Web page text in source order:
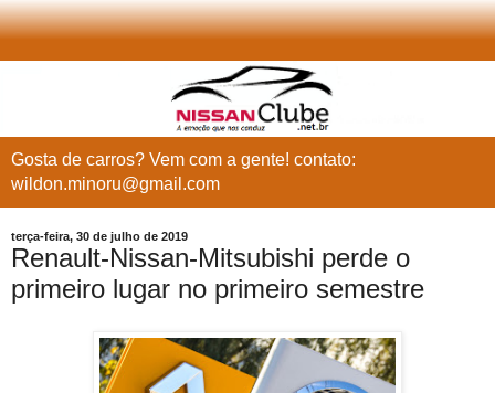
Gosta de carros? Vem com a gente! contato:
wildon.minoru@gmail.com
terça-feira, 30 de julho de 2019
Renault-Nissan-Mitsubishi perde o
primeiro lugar no primeiro semestre